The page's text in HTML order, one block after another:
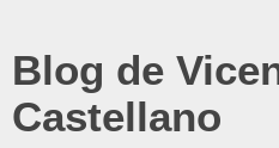
Blog de
Castellano